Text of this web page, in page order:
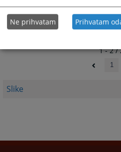
Slike
dates.
1 - 2 /
1
Ne prihvatam Prihvatam